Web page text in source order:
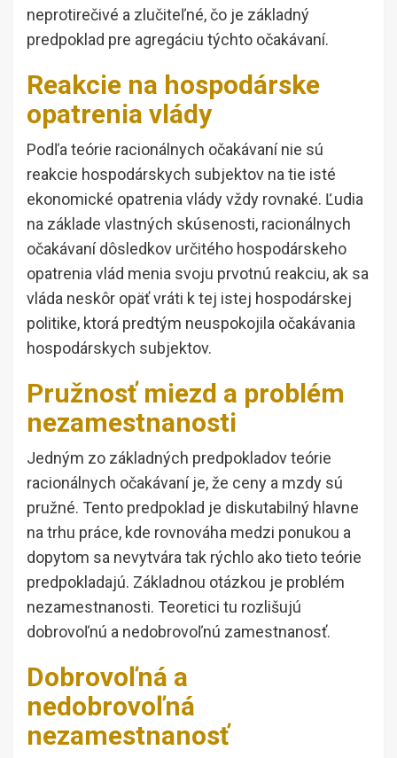
neprotirečivé a zlučiteľné, čo je základný
predpoklad pre agregáciu týchto očakávaní.
Reakcie na hospodárske
opatrenia vlády
Podľa teórie racionálnych očakávaní nie sú
reakcie hospodárskych subjektov na tie isté
ekonomické opatrenia vlády vždy rovnaké. Ľudia
na základe vlastných skúsenosti, racionálnych
očakávaní dôsledkov určitého hospodárskeho
opatrenia vlád menia svoju prvotnú reakciu, ak sa
vláda neskôr opäť vráti k tej istej hospodárskej
politike, ktorá predtým neuspokojila očakávania
hospodárskych subjektov.
Pružnosť miezd a problém
nezamestnanosti
Jedným zo základných predpokladov teórie
racionálnych očakávaní je, že ceny a mzdy sú
pružné. Tento predpoklad je diskutabilný hlavne
na trhu práce, kde rovnováha medzi ponukou a
dopytom sa nevytvára tak rýchlo ako tieto teórie
predpokladajú. Základnou otázkou je problém
nezamestnanosti. Teoretici tu rozlišujú
dobrovoľnú a nedobrovoľnú zamestnanosť.
Dobrovoľná a
nedobrovoľná
nezamestnanosť